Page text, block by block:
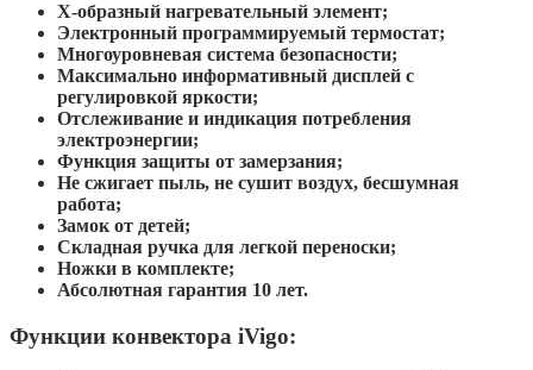
Х-образный нагревательный элемент;
Электронный программируемый термостат;
Многоуровневая система безопасности;
Максимально информативный дисплей с
регулировкой яркости;
Отслеживание и индикация потребления
электроэнергии;
Функция защиты от замерзания;
Не сжигает пыль, не сушит воздух, бесшумная
работа;
Замок от детей;
Складная ручка для легкой переноски;
Ножки в комплекте;
Абсолютная гарантия 10 лет.
Функции конвектора iVigo: